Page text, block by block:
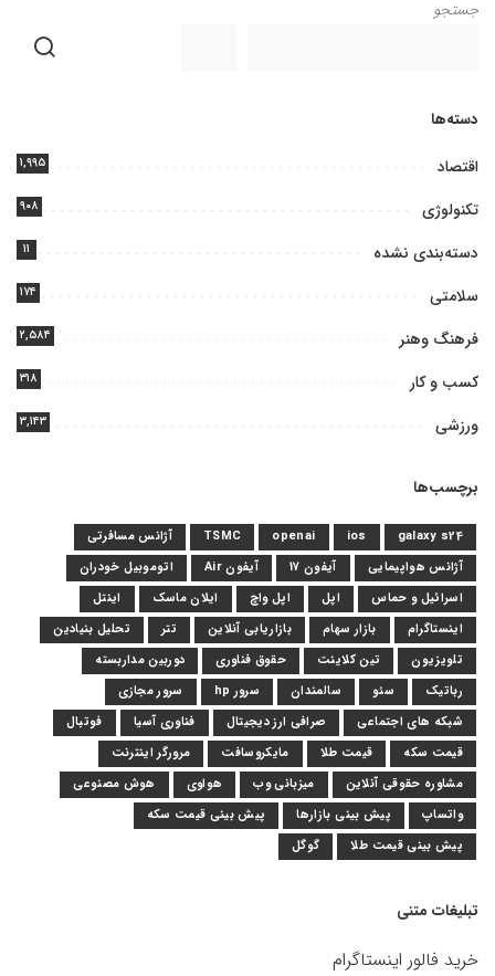
جستجو
دسته‌ها
اقتصاد ۱,۹۹۵
تکنولوژی ۹۰۸
دسته‌بندی نشده ۱۱
سلامتی ۱۷۴
فرهنگ وهنر ۲,۵۸۴
کسب و کار ۳۱۸
ورزشی ۳,۱۴۳
برچسب‌ها
galaxy s24
ios
openai
TSMC
آژانس مسافرتی
آژانس هواپیمایی
آیفون 17 آیفون Air
اتوموبیل خودران
اسرائیل و حماس
اپل اپل واچ ایلان ماسک
اینتل
اینستاگرام
بازار سهام بازاریابی آنلاین تتر
تحلیل بنیادین
تلویزیون
تین کلاینت حقوق فناوری
دوربین مداربسته
رباتیک
سئو سالمندان سرور hp
سرور مجازی
شبکه های اجتماعی
صرافی ارز دیجیتال فناوری آسیا
فوتبال
قیمت سکه
قیمت طلا مایکروسافت
مرورگر اینترنت
مشاوره حقوقی آنلاین
میزبانی وب هواوی
هوش مصنوعی
واتساپ
پیش بینی بازارها
پیش بینی قیمت سکه
پیش بینی قیمت طلا
گوگل
تبلیغات متنی
خرید فالور اینستاگرام